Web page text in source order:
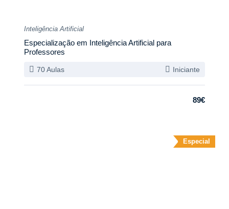
Inteligência Artificial
Especialização em Inteligência Artificial para
Professores
70 Aulas Iniciante
89€
Especial